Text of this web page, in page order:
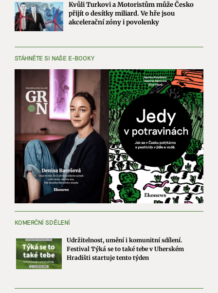
Kvůli Turkovi a Motoristům může Česko
přijít o desítky miliard. Ve hře jsou
akcelerační zóny i povolenky
STÁHNĚTE SI NAŠE E-BOOKY
KOMERČNÍ SDĚLENÍ
Udržitelnost, umění i komunitní sdílení.
Festival Týká se to také tebe v Uherském
Hradišti startuje tento týden